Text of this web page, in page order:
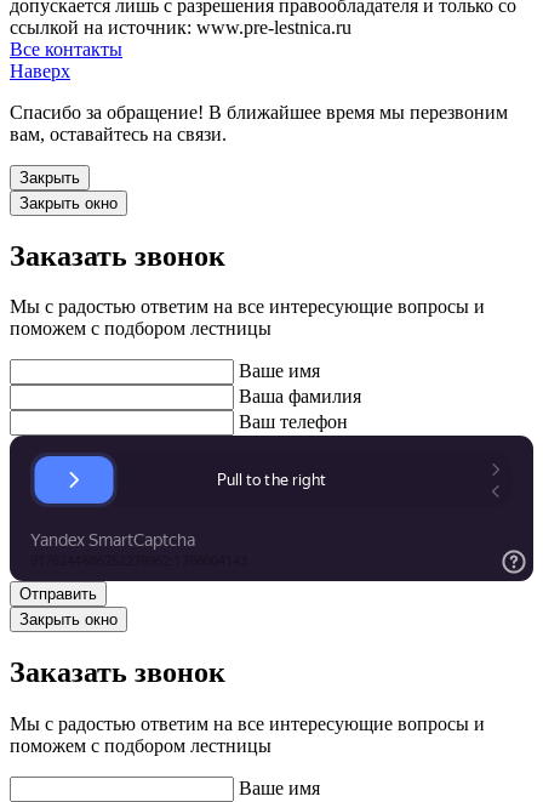
допускается лишь с разрешения правообладателя и только со
ссылкой на источник: www.pre-lestnica.ru
Все контакты
Наверх
Спасибо за обращение! В ближайшее время мы перезвоним
вам, оставайтесь на связи.
Закрыть
Закрыть окно
Заказать звонок
Мы с радостью ответим на все интересующие вопросы и
поможем с подбором лестницы
Ваше имя
Ваша фамилия
Ваш телефон
Закрыть окно
Заказать звонок
Мы с радостью ответим на все интересующие вопросы и
поможем с подбором лестницы
Ваше имя